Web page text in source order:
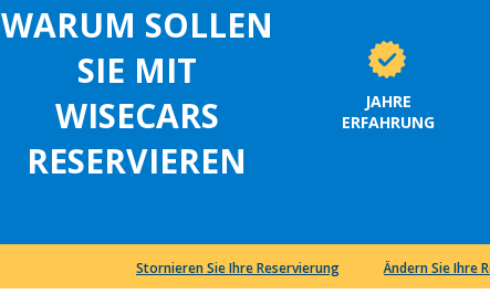
WARUM SOLLEN
SIE MIT
WISECARS
RESERVIEREN
JAHRE
ERFAHRUNG
Stornieren Sie Ihre Reservierung Ändern Sie Ihre